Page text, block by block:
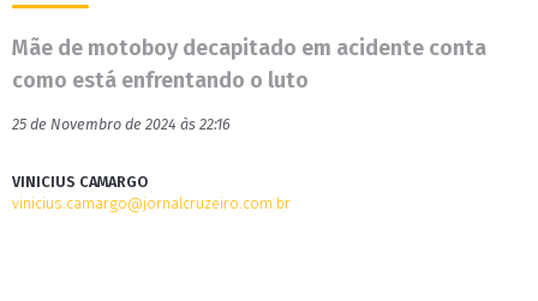
Mãe de motoboy decapitado em acidente conta
como está enfrentando o luto
25 de Novembro de 2024 às 22:16
VINICIUS CAMARGO
vinicius.camargo@jornalcruzeiro.com.br